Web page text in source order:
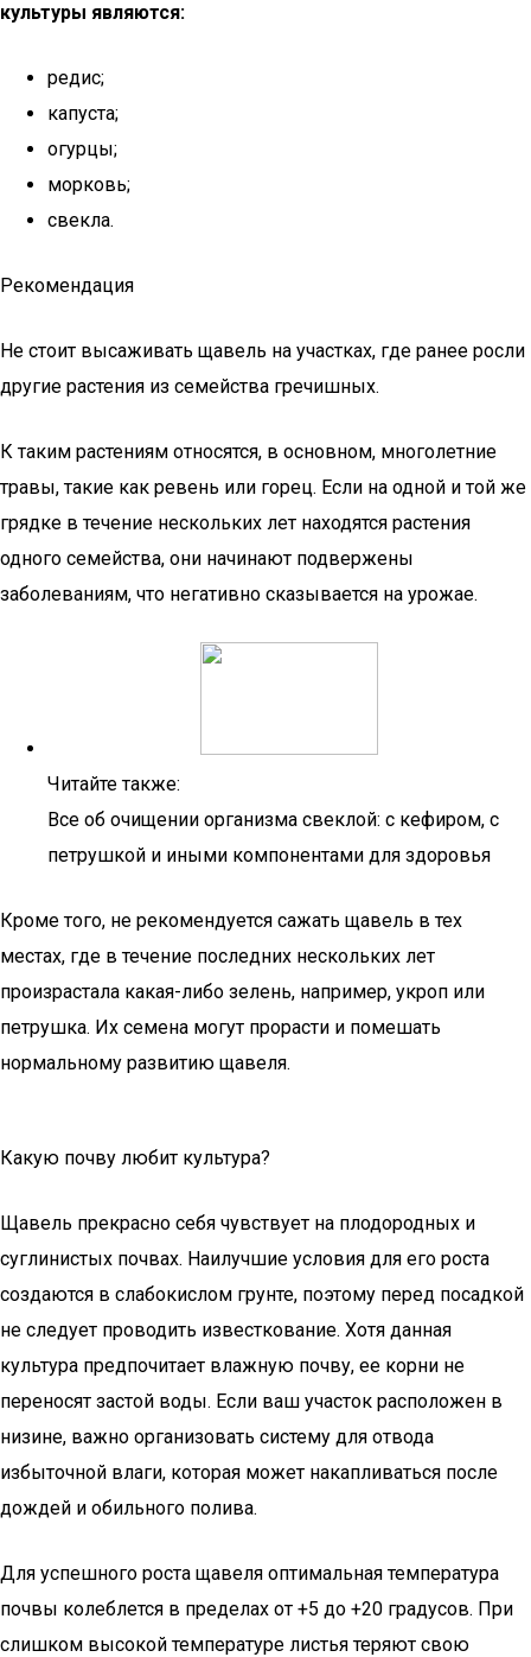
культуры являются:
редис;
капуста;
огурцы;
морковь;
свекла.
Рекомендация
Не стоит высаживать щавель на участках, где ранее росли
другие растения из семейства гречишных.
К таким растениям относятся, в основном, многолетние
травы, такие как ревень или горец. Если на одной и той же
грядке в течение нескольких лет находятся растения
одного семейства, они начинают подвержены
заболеваниям, что негативно сказывается на урожае.
Читайте также:
Все об очищении организма свеклой: с кефиром, с
петрушкой и иными компонентами для здоровья
Кроме того, не рекомендуется сажать щавель в тех
местах, где в течение последних нескольких лет
произрастала какая-либо зелень, например, укроп или
петрушка. Их семена могут прорасти и помешать
нормальному развитию щавеля.
Какую почву любит культура?
Щавель прекрасно себя чувствует на плодородных и
суглинистых почвах. Наилучшие условия для его роста
создаются в слабокислом грунте, поэтому перед посадкой
не следует проводить известкование. Хотя данная
культура предпочитает влажную почву, ее корни не
переносят застой воды. Если ваш участок расположен в
низине, важно организовать систему для отвода
избыточной влаги, которая может накапливаться после
дождей и обильного полива.
Для успешного роста щавеля оптимальная температура
почвы колеблется в пределах от +5 до +20 градусов. При
слишком высокой температуре листья теряют свою